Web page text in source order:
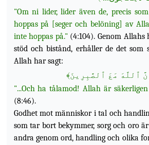
"Om ni lider, lider även de, precis
hoppas på [seger och belöning] av
inte hoppas på."(4:104). Genom Allahs
stöd och bistånd, erhåller de det
Allah har sagt:
مَعَ ٱلصَّٰبِرِينَ﴾
"...Och ha tålamod! Allah är
(8:46).
Godhet mot människor i tal och
som tar bort bekymmer, sorg och oro
andra genom ord, handling och olika